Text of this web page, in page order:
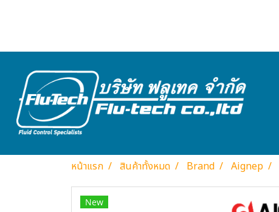
หน้าแรก สินค้าทั้งหมด Brand Aignep
New